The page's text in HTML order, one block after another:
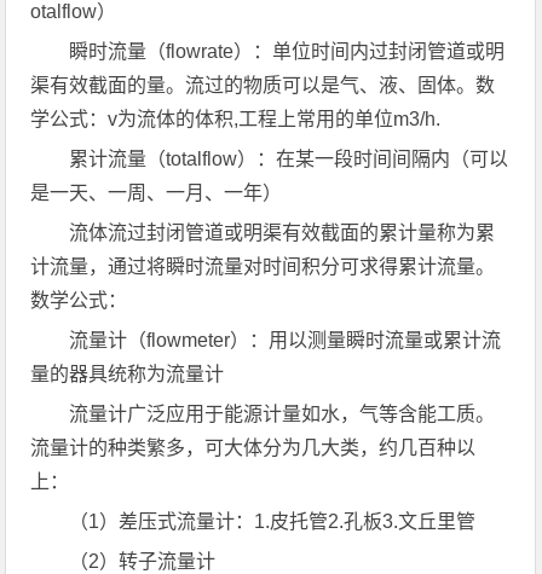
otalflow）
瞬时流量（flowrate）：单位时间内过封闭管道或明
渠有效截面的量。流过的物质可以是气、液、固体。数
学公式：v为流体的体积,工程上常用的单位m3/h.
累计流量（totalflow）：在某一段时间间隔内（可以
是一天、一周、一月、一年）
流体流过封闭管道或明渠有效截面的累计量称为累
计流量，通过将瞬时流量对时间积分可求得累计流量。
数学公式：
流量计（flowmeter）：用以测量瞬时流量或累计流
量的器具统称为流量计
流量计广泛应用于能源计量如水，气等含能工质。
流量计的种类繁多，可大体分为几大类，约几百种以
上：
（1）差压式流量计：1.皮托管2.孔板3.文丘里管
（2）转子流量计